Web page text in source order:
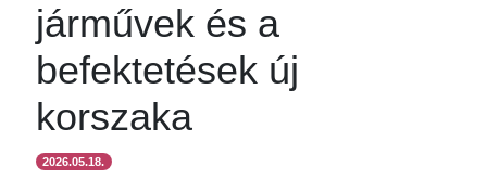
járművek és a
befektetések új
korszaka
2026.05.18.